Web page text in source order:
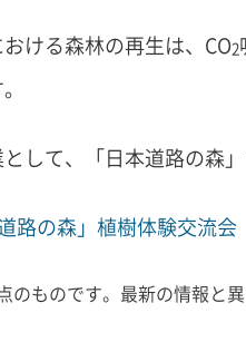
ける森林の再生は、CO2
して、「日本道路の森
の森」植樹体験交流会
のものです。最新の情報と